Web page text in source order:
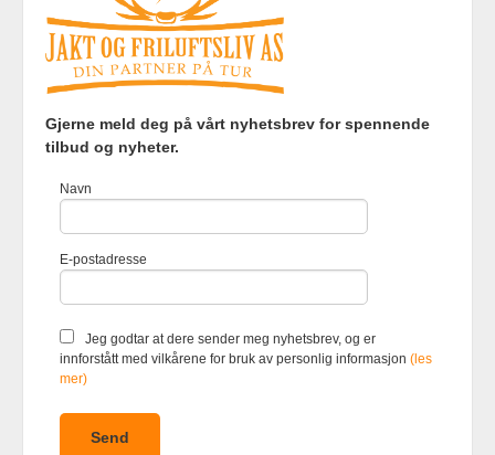
Frakt Kjøpsbetingelser Sikkerhet og personvern
Nyhetsbrev
Foretaksregisteret 920903363
du får en bedre kjøpsopplevelse og
bruker cookies hovedsaklig til å
hva du har puttet i handlekurven
din. Fortsett å bruke siden som
mer
Gjerne meld deg på vårt nyhetsbrev for spennende
tilbud og nyheter.
Navn
E-postadresse
Jeg godtar at dere sender meg nyhetsbrev, og er
innforstått med vilkårene for bruk av personlig informasjon(les
mer)